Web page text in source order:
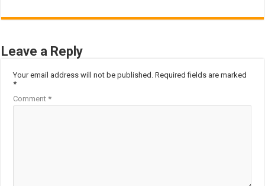
Leave a Reply
Your email address will not be published. Required fields are marked
*
Comment*